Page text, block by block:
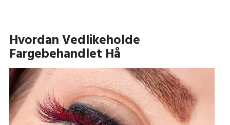
Hvordan Vedlikeholde
Fargebehandlet Hå